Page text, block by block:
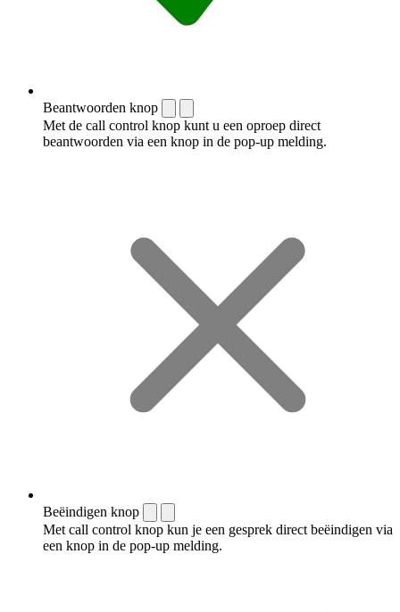
Beantwoorden knop
Met de call control knop kunt u een oproep direct
beantwoorden via een knop in de pop-up melding.
Beëindigen knop
Met call control knop kun je een gesprek direct beëindigen via
een knop in de pop-up melding.